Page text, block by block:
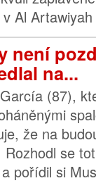
v Al
není
na...
(87),
že na
Rozhodl se
pořídil si